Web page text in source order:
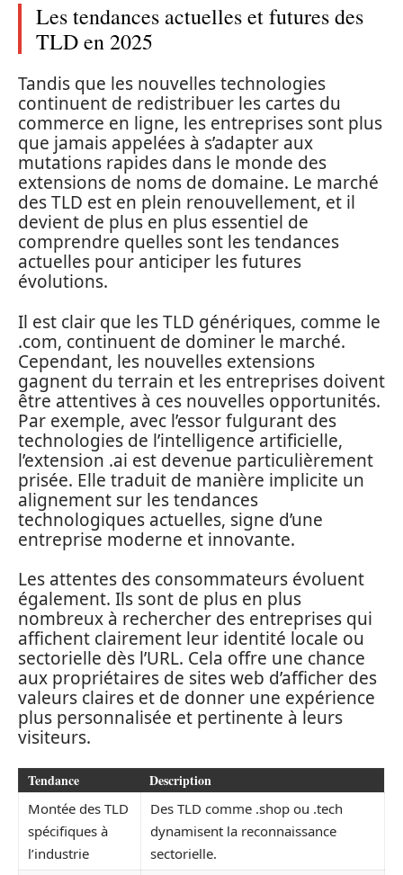
Les tendances actuelles et futures des
TLD en 2025
Tandis que les nouvelles technologies
continuent de redistribuer les cartes du
commerce en ligne, les entreprises sont plus
que jamais appelées à s’adapter aux
mutations rapides dans le monde des
extensions de noms de domaine. Le marché
des TLD est en plein renouvellement, et il
devient de plus en plus essentiel de
comprendre quelles sont les tendances
actuelles pour anticiper les futures
évolutions.
Il est clair que les TLD génériques, comme le
.com, continuent de dominer le marché.
Cependant, les nouvelles extensions
gagnent du terrain et les entreprises doivent
être attentives à ces nouvelles opportunités.
Par exemple, avec l’essor fulgurant des
technologies de l’intelligence artificielle,
l’extension .ai est devenue particulièrement
prisée. Elle traduit de manière implicite un
alignement sur les tendances
technologiques actuelles, signe d’une
entreprise moderne et innovante.
Les attentes des consommateurs évoluent
également. Ils sont de plus en plus
nombreux à rechercher des entreprises qui
affichent clairement leur identité locale ou
sectorielle dès l’URL. Cela offre une chance
aux propriétaires de sites web d’afficher des
valeurs claires et de donner une expérience
plus personnalisée et pertinente à leurs
visiteurs.
Tendance Description
Montée des TLD
spécifiques à
l’industrie
Des TLD comme .shop ou .tech
dynamisent la reconnaissance
sectorielle.